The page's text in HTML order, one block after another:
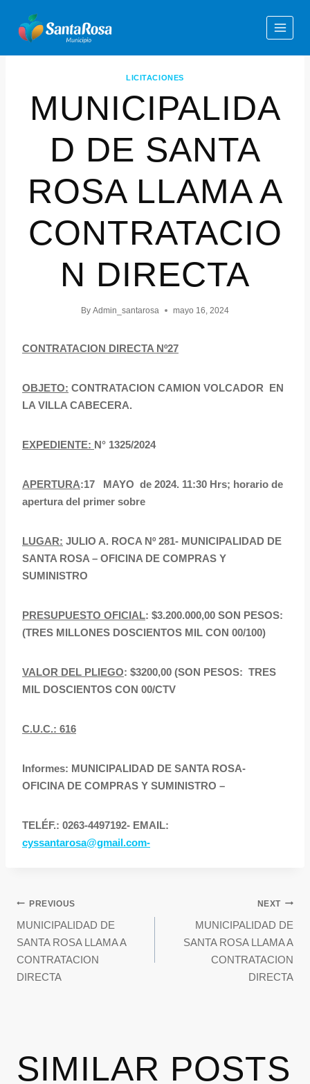
LICITACIONES
MUNICIPALIDA
D DE SANTA
ROSA LLAMA A
CONTRATACIO
N DIRECTA
By Admin_santarosa mayo 16, 2024
CONTRATACION DIRECTA Nº27
OBJETO: CONTRATACION CAMION VOLCADOR EN
LA VILLA CABECERA.
EXPEDIENTE: N° 1325/2024
APERTURA:17 MAYO de 2024. 11:30 Hrs; horario de
apertura del primer sobre
LUGAR: JULIO A. ROCA Nº 281- MUNICIPALIDAD DE
SANTA ROSA – OFICINA DE COMPRAS Y
SUMINISTRO
PRESUPUESTO OFICIAL: $3.200.000,00 SON PESOS:
(TRES MILLONES DOSCIENTOS MIL CON 00/100)
VALOR DEL PLIEGO: $3200,00 (SON PESOS: TRES
MIL DOSCIENTOS CON 00/CTV
C.U.C.: 616
Informes: MUNICIPALIDAD DE SANTA ROSA-
OFICINA DE COMPRAS Y SUMINISTRO –
TELÉF.: 0263-4497192- EMAIL:
cyssantarosa@gmail.com-
PREVIOUS
MUNICIPALIDAD DE
SANTA ROSA LLAMA A
CONTRATACION
DIRECTA
NEXT
MUNICIPALIDAD DE
SANTA ROSA LLAMA A
CONTRATACION
DIRECTA
SIMILAR POSTS